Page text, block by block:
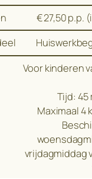
€ 27,50 p.p.
Voor kinderen
Tijd:
Maximaal 4
vrijdagmiddag